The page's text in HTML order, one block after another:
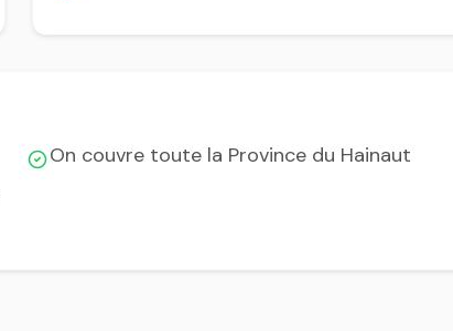
On couvre toute la Province du Hainaut